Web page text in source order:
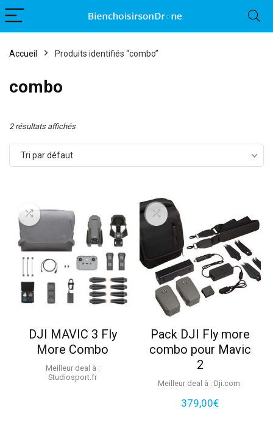
Accueil Produits identifiés “combo”
combo
2 résultats affichés
Tri par défaut
DJI MAVIC 3 Fly
More Combo
Meilleur deal à :
studiosport.fr
Pack DJI Fly more
combo pour Mavic
2
Meilleur deal à : dji.com
379,00€